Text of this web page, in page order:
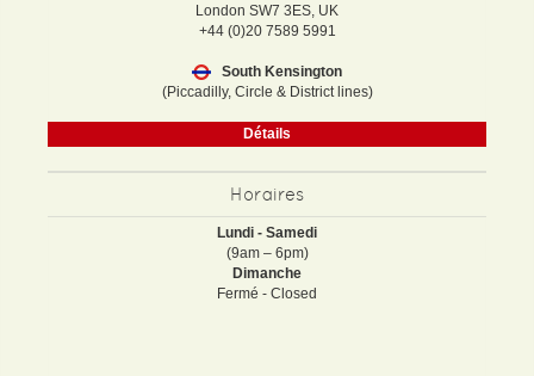
London SW7 3ES, UK
+44 (0)20 7589 5991
South Kensington
(Piccadilly, Circle & District lines)
Détails
Horaires
Lundi - Samedi
(9am – 6pm)
Dimanche
Fermé - Closed